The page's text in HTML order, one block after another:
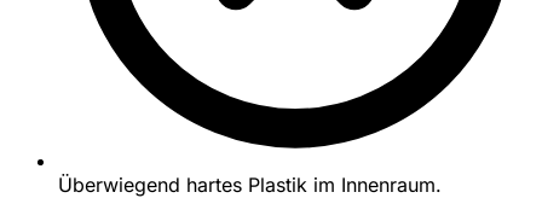
Überwiegend hartes Plastik im Innenraum.